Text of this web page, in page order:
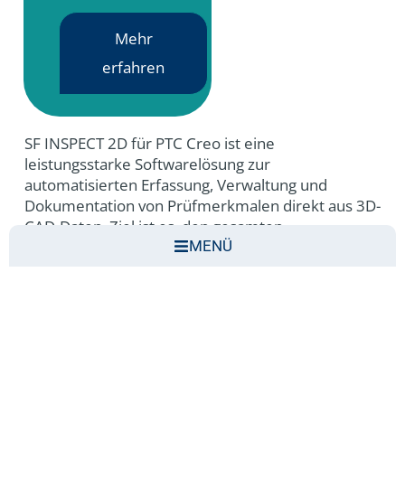
MENÜ
Mehr
erfahren
SF INSPECT 2D für PTC Creo ist eine
leistungsstarke Softwarelösung zur
automatisierten Erfassung, Verwaltung und
Dokumentation von Prüfmerkmalen direkt aus 3D-
CAD-Daten. Ziel ist es, den gesamten
Qualitätsprozess von der Konstruktion bis zur